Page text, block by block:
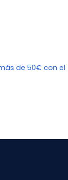
de 50€ con el